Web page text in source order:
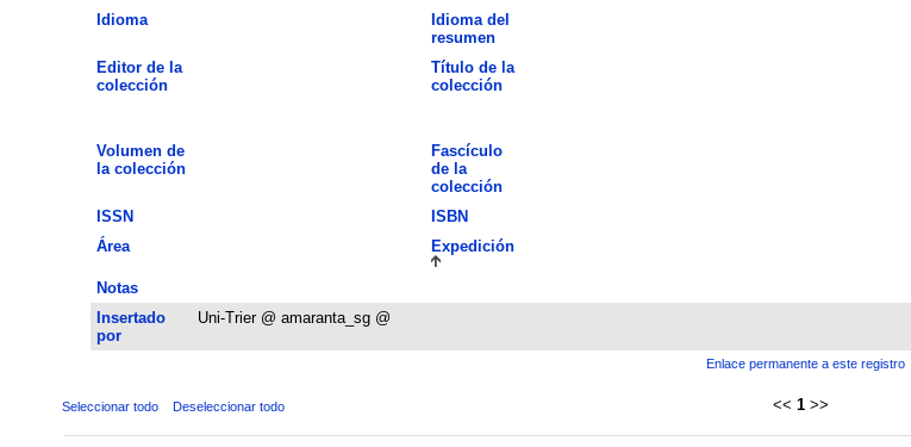
Idioma
Idioma del
resumen
Editor de la
colección
Título de la
colección
Volumen de
la colección
Fascículo
de la
colección
ISSN ISBN
Área
Expedición
Notas
Insertado
por
Uni-Trier @ amaranta_sg @
Enlace permanente a este registro
Seleccionar todo Deseleccionar todo << 1 >>